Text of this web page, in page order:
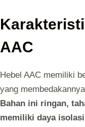
AAC
Hebel AAC memiliki
yang
Bahan ini ringan,
memiliki daya